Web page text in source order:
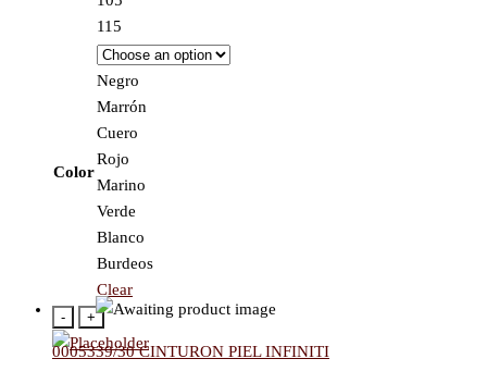
115
Color
Negro
Marrón
Cuero
Rojo
Marino
Verde
Blanco
Burdeos
Clear
- +
0005339/30 CINTURON PIEL INFINITI